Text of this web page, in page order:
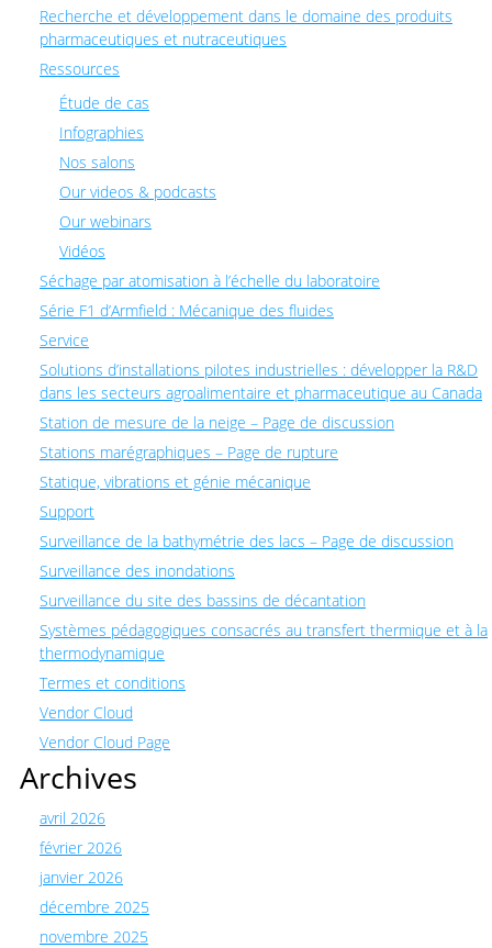
Recherche et développement dans le domaine des produits
pharmaceutiques et nutraceutiques
Ressources
Étude de cas
Infographies
Nos salons
Our videos & podcasts
Our webinars
Vidéos
Séchage par atomisation à l’échelle du laboratoire
Série F1 d’Armfield : Mécanique des fluides
Service
Solutions d’installations pilotes industrielles : développer la R&D
dans les secteurs agroalimentaire et pharmaceutique au Canada
Station de mesure de la neige – Page de discussion
Stations marégraphiques – Page de rupture
Statique, vibrations et génie mécanique
Support
Surveillance de la bathymétrie des lacs – Page de discussion
Surveillance des inondations
Surveillance du site des bassins de décantation
Systèmes pédagogiques consacrés au transfert thermique et à la
thermodynamique
Termes et conditions
Vendor Cloud
Vendor Cloud Page
Archives
avril 2026
février 2026
janvier 2026
décembre 2025
novembre 2025